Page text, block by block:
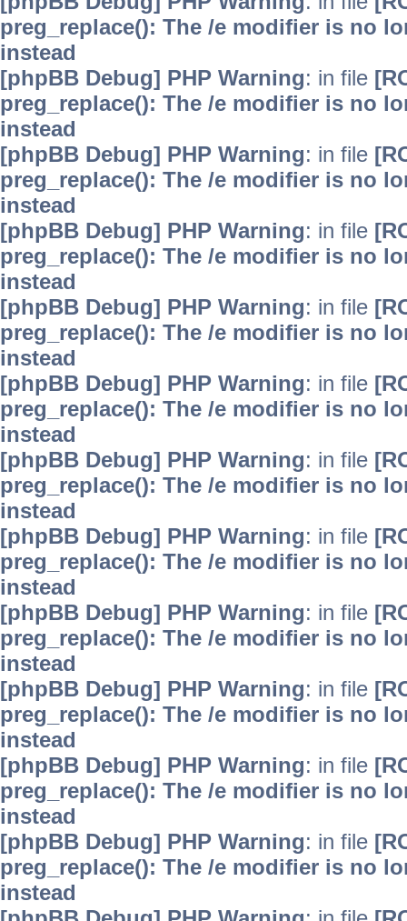
preg_replace(): The /e modifier is no
instead
[phpBB Debug] PHP Warning: in file
preg_replace(): The /e modifier is no
instead
[phpBB Debug] PHP Warning: in file
preg_replace(): The /e modifier is no
instead
[phpBB Debug] PHP Warning: in file
preg_replace(): The /e modifier is no
instead
[phpBB Debug] PHP Warning: in file
preg_replace(): The /e modifier is no
instead
[phpBB Debug] PHP Warning: in file
preg_replace(): The /e modifier is no
instead
[phpBB Debug] PHP Warning: in file
preg_replace(): The /e modifier is no
instead
[phpBB Debug] PHP Warning: in file
preg_replace(): The /e modifier is no
instead
[phpBB Debug] PHP Warning: in file
preg_replace(): The /e modifier is no
instead
[phpBB Debug] PHP Warning: in file
preg_replace(): The /e modifier is no
instead
[phpBB Debug] PHP Warning: in file
preg_replace(): The /e modifier is no
instead
[phpBB Debug] PHP Warning: in file
preg_replace(): The /e modifier is no
instead